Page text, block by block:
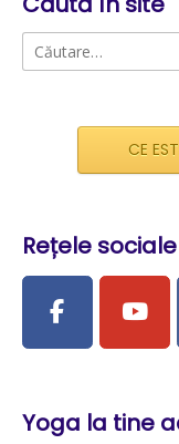
Caută
după:
CE
Rețele sociale
Yoga la tine